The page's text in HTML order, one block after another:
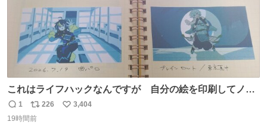
これはライフハックなんですが 自分の絵を印刷してノー
トに貼って日付とキャプションを一言添えると 結構健康に
いいです。
返
信
1
リ
ポ
226
い
3,404
19時間前